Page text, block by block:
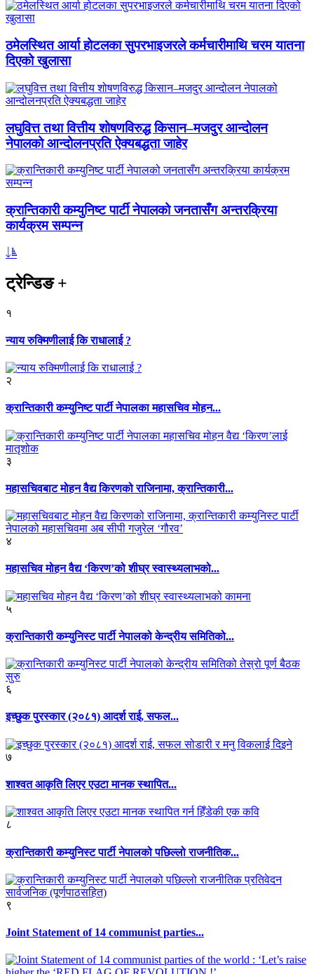
ठमेलस्थित आर्या होटलका सुपरभाइजरले कर्मचारीमाथि चरम यातना
दिएको खुलासा
लघुवित्त तथा वित्तीय शोषणविरुद्ध किसान–मजदुर आन्दोलन
नेपालको आन्दोलनप्रति ऐक्यबद्धता जाहेर
क्रान्तिकारी कम्युनिष्ट पार्टी नेपालको जनतासँग अन्तरक्रिया
कार्यक्रम सम्पन्न
ट्रेन्डिङ+
१
न्याय रुक्मिणीलाई कि राधालाई ?
२
क्रान्तिकारी कम्युनिष्ट पार्टी नेपालका महासचिव मोहन...
३
महासचिवबाट मोहन वैद्य किरणको राजिनामा, क्रान्तिकारी...
४
महासचिव मोहन वैद्य ‘किरण’को शीघ्र स्वास्थ्यलाभको...
५
क्रान्तिकारी कम्युनिस्ट पार्टी नेपालको केन्द्रीय समितिको...
६
इच्छुक पुरस्कार (२०८१) आदर्श राई, सफल...
७
शाश्वत आकृति लिएर एउटा मानक स्थापित...
८
क्रान्तिकारी कम्युनिस्ट पार्टी नेपालको पछिल्लो राजनीतिक...
९
Joint Statement of 14 communist parties...